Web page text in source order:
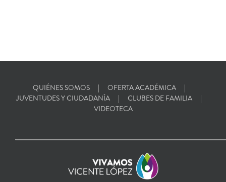
QUIÉNES SOMOS
OFERTA ACADÉMICA
JUVENTUDES Y CIUDADANÍA
CLUBES DE FAMILIA
VIDEOTECA